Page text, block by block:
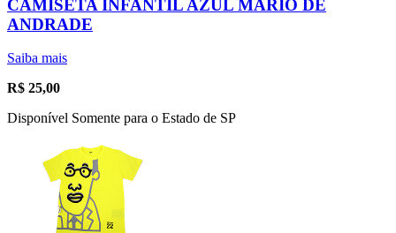
CAMISETA INFANTIL AZUL MÁRIO DE
ANDRADE
Saiba mais
R$ 25,00
Disponível Somente para o Estado de SP